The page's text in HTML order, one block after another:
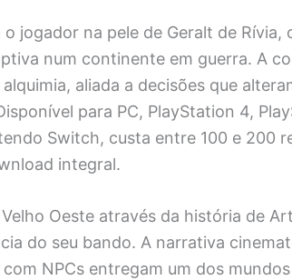
o jogador na pele de Geralt de Rívia,
num continente em guerra. A
aliada a decisões que
para PC, PlayStation 4,
Switch, custa entre 100 e 200
integral.
Oeste através da história de
do seu bando. A narrativa
NPCs entregam um dos